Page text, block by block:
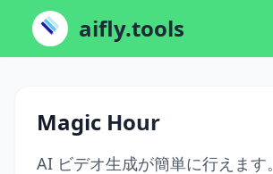
aifly.tools
Magic Hour
AI ビデオ生成が簡単に行えます。